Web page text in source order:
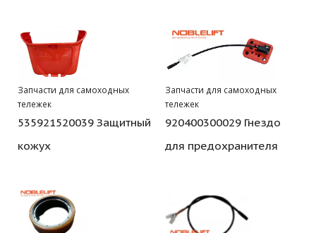
Запчасти для самоходных
тележек
535921520039 Защитный
кожух
Запчасти для самоходных
тележек
920400300029 Гнездо
для предохранителя